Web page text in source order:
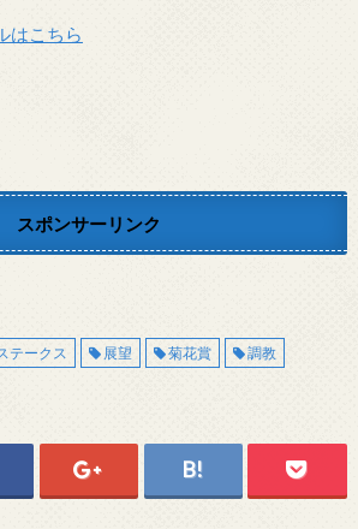
はこちら
スポンサーリンク
テークス 展望 菊花賞
調教